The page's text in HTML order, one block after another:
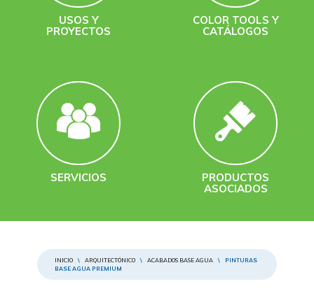
USOS Y
PROYECTOS
COLOR TOOLS Y
CATÁLOGOS
SERVICIOS
PRODUCTOS
ASOCIADOS
INICIO \ ARQUITECTÓNICO \ ACABADOS BASE AGUA \
PINTURAS
BASE AGUA PREMIUM